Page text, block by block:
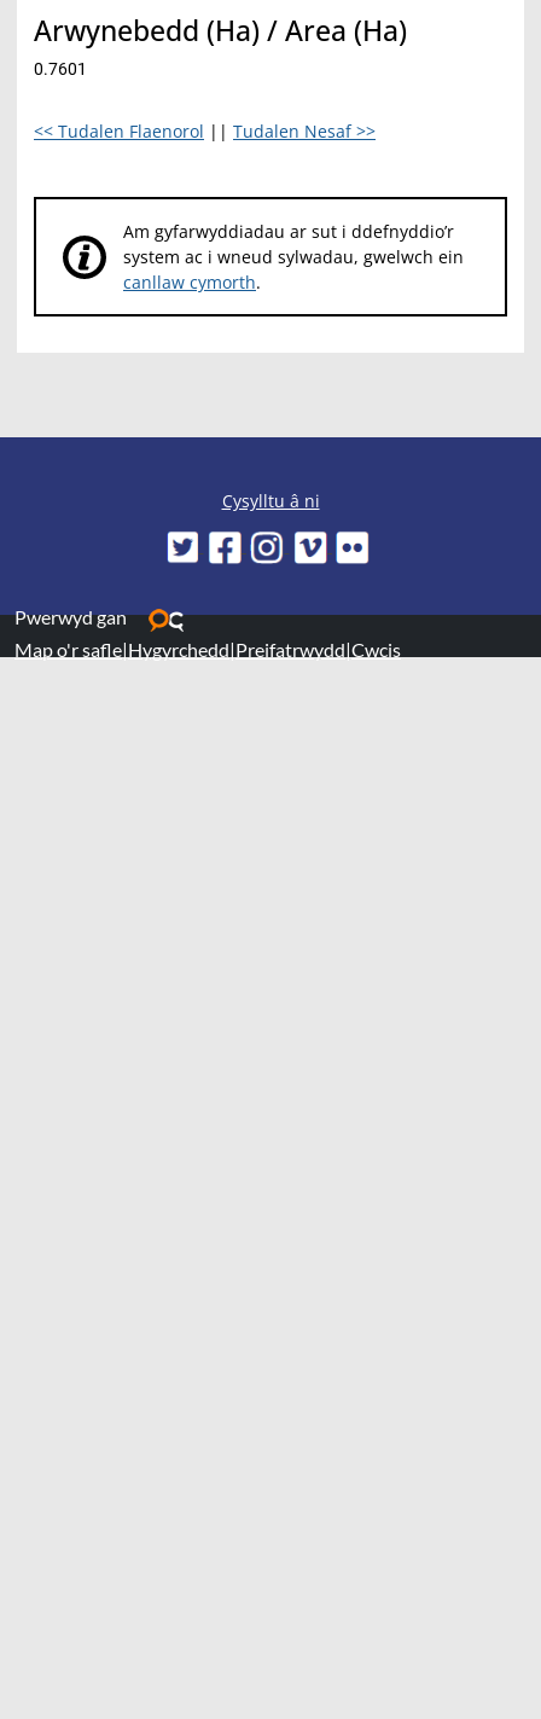
Arwynebedd (Ha) / Area (Ha)
0.7601
<< Tudalen Flaenorol || Tudalen Nesaf >>
Am gyfarwyddiadau ar sut i ddefnyddio’r
system ac i wneud sylwadau, gwelwch ein
canllaw cymorth.
Cysylltu â ni
Pwerwyd gan
Map o'r safle|Hygyrchedd|Preifatrwydd|Cwcis